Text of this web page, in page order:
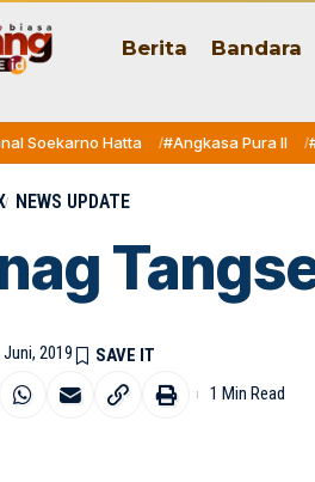
Berita Bandara
Soekarno Hatta #Angkasa Pura II
NEWS UPDATE
2019
1 Min Read